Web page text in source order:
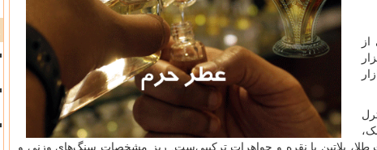
طلا، پلاتین یا نقره و جواهرات ترکیبی‌ست. ریز مشخصات سنگ‌های وزنی و